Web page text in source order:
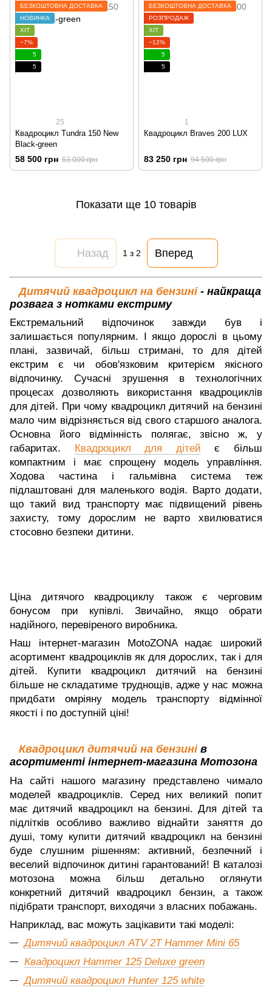
БЕЗКОШТОВНА ДОСТАВКА
НОВИНКА
ХІТ
−7%
5
5
25
Квадроцикл Tundra 150 New
Black-green
58 500 грн 63 000 грн
БЕЗКОШТОВНА ДОСТАВКА
РОЗПРОДАЖ
ХІТ
−12%
5
5
1
Квадроцикл Braves 200 LUX
83 250 грн 94 500 грн
Показати ще 10 товарів
Назад 1з 2 Вперед
Дитячий квадроцикл на бензині - найкраща
розвага з нотками екстриму
Екстремальний відпочинок завжди був і
залишається популярним. І якщо дорослі в цьому
плані, зазвичай, більш стримані, то для дітей
екстрим є чи обов'язковим критерієм якісного
відпочинку. Сучасні зрушення в технологічних
процесах дозволяють використання квадроциклів
для дітей. При чому квадроцикл дитячий на бензині
мало чим відрізняється від свого старшого аналога.
Основна його відмінність полягає, звісно ж, у
габаритах. Квадроцикл для дітей є більш
компактним і має спрощену модель управління.
Ходова частина і гальмівна система теж
підлаштовані для маленького водія. Варто додати,
що такий вид транспорту має підвищений рівень
захисту, тому дорослим не варто хвилюватися
стосовно безпеки дитини.
Ціна дитячого квадроциклу також є черговим
бонусом при купівлі. Звичайно, якщо обрати
надійного, перевіреного виробника.
Наш інтернет-магазин MotoZONA надає широкий
асортимент квадроциклів як для дорослих, так і для
дітей. Купити квадроцикл дитячий на бензині
більше не складатиме труднощів, адже у нас можна
придбати омріяну модель транспорту відмінної
якості і по доступній ціні!
Квадроцикл дитячий на бензинів
асортименті інтернет-магазина Мотозона
На сайті нашого магазину представлено чимало
моделей квадроциклів. Серед них великий попит
має дитячий квадроцикл на бензині. Для дітей та
підлітків особливо важливо віднайти заняття до
душі, тому купити дитячий квадроцикл на бензині
буде слушним рішенням: активний, безпечний і
веселий відпочинок дитині гарантований! В каталозі
мотозона можна більш детально оглянути
конкретний дитячий квадроцикл бензин, а також
підібрати транспорт, виходячи з власних побажань.
Наприклад, вас можуть зацікавити такі моделі:
Дитячий квадроцикл ATV 2T Hammer Mini 65
Квадроцикл Hammer 125 Deluxe green
Дитячий квадроцикл Hunter 125 white